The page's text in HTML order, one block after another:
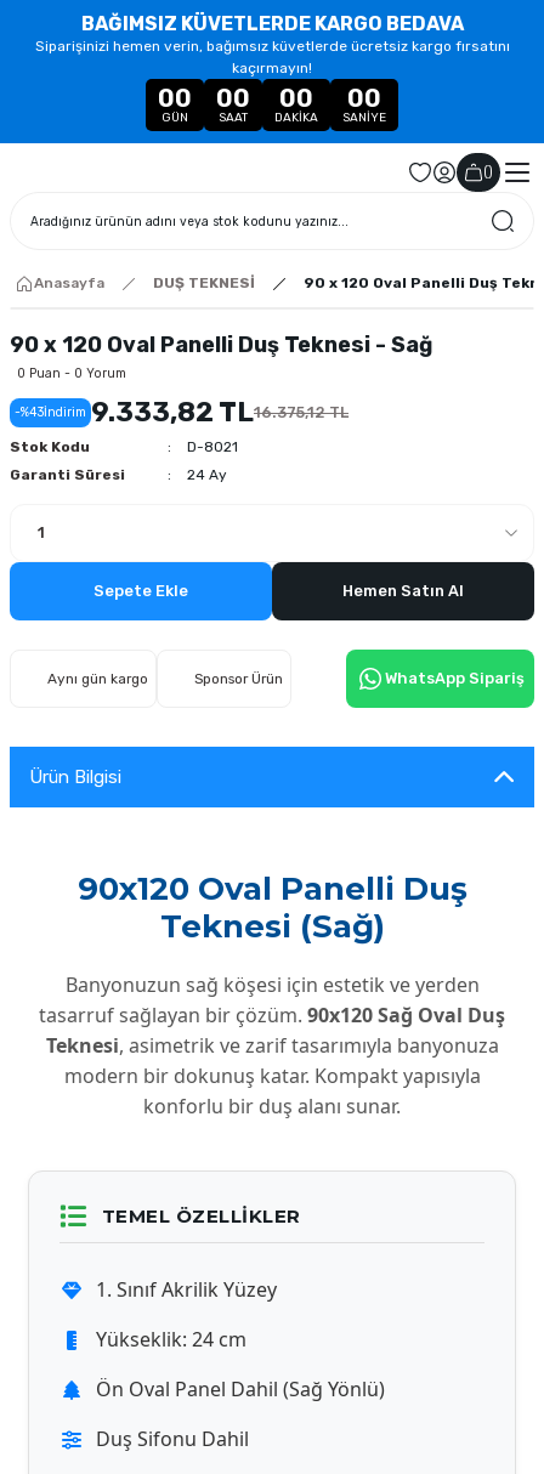
BAĞIMSIZ KÜVETLERDE KARGO BEDAVA
Siparişinizi hemen verin, bağımsız küvetlerde ücretsiz kargo fırsatını
kaçırmayın!
00
GÜN
00
SAAT
00
DAKIKA
00
SANIYE
()
Anasayfa DUŞ TEKNESİ 90 x 120 Oval Panelli Duş
90 x 120 Oval Panelli Duş Teknesi - Sağ
0 Puan - 0 Yorum
-%43İndirim 9.333,82 TL16.375,12 TL
Stok Kodu
D-8021
Garanti Süresi
24 Ay
Sepete Ekle Hemen Satın Al
Aynı gün kargo Sponsor Ürün WhatsApp Sipariş
Ürün Bilgisi
90x120 Oval Panelli Duş
Teknesi (Sağ)
Banyonuzun sağ köşesi için estetik ve yerden
tasarruf sağlayan bir çözüm. 90x120 Sağ Oval Duş
Teknesi, asimetrik ve zarif tasarımıyla banyonuza
modern bir dokunuş katar. Kompakt yapısıyla
konforlu bir duş alanı sunar.
TEMEL ÖZELLIKLER
1. Sınıf Akrilik Yüzey
Yükseklik: 24 cm
Ön Oval Panel Dahil (Sağ Yönlü)
Duş Sifonu Dahil